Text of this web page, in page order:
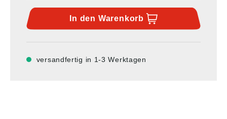
In den Warenkorb
versandfertig in 1-3 Werktagen